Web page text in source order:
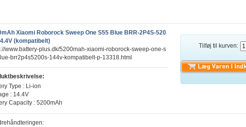
Tilføj til kurven:
Xiaomi Roborock Sweep One S55 Blue BRR-2P4S-520
(kompatibelt)
www.battery-plus.dk/5200mah-xiaomi-roborock-sweep-one-s
brr2p4s5200s-144v-kompatibelt-p-13318.html
Type : Li-ion
: 14.4V
Capacity : 5200mAh